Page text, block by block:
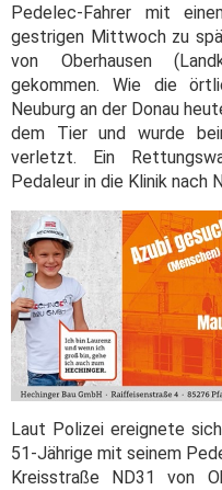
Pedelec-Fahrer mit
gestrigen Mittwoch zu
von Oberhausen
gekommen. Wie die
Neuburg an der Donau
dem Tier und wurde
verletzt. Ein
Pedaleur in die Klinik nach
Laut Polizei ereignete
51-Jährige mit seinem
Kreisstraße ND31 von